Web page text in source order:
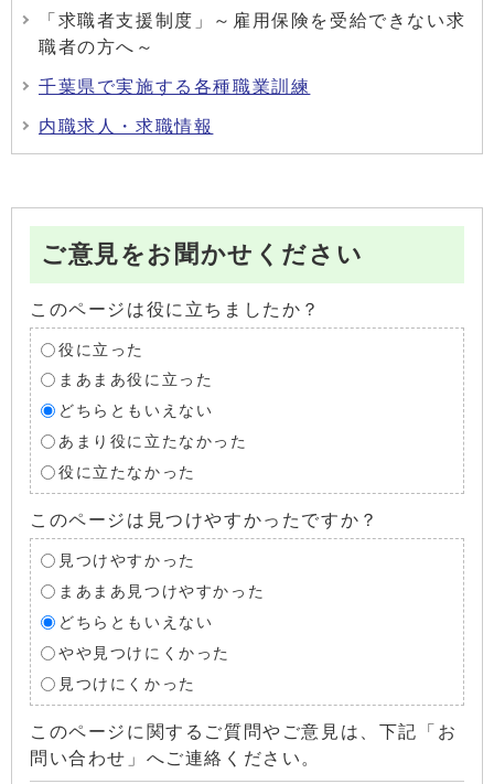
「求職者支援制度」～雇用保険を受給できない求
職者の方へ～
千葉県で実施する各種職業訓練
内職求人・求職情報
ご意見をお聞かせください
このページは役に立ちましたか？
役に立った
まあまあ役に立った
どちらともいえない
あまり役に立たなかった
役に立たなかった
このページは見つけやすかったですか？
見つけやすかった
まあまあ見つけやすかった
どちらともいえない
やや見つけにくかった
見つけにくかった
このページに関するご質問やご意見は、下記「お
問い合わせ」へご連絡ください。